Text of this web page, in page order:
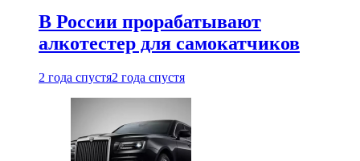
В России прорабатывают
алкотестер для самокатчиков
2 года спустя2 года спустя